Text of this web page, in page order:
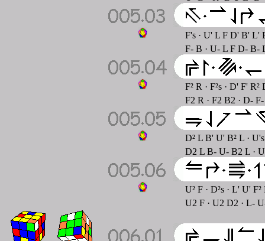
F's · U' L F D' B' L'
F- B · U- L F D- B-
F² R · F²s · D' F'
F2 R · F2 B2 · D-
D² L B' U' B² L ·
D2 L B- U- B2 L ·
U² F · D²s · L' U'
U2 F · U2 D2 · L-